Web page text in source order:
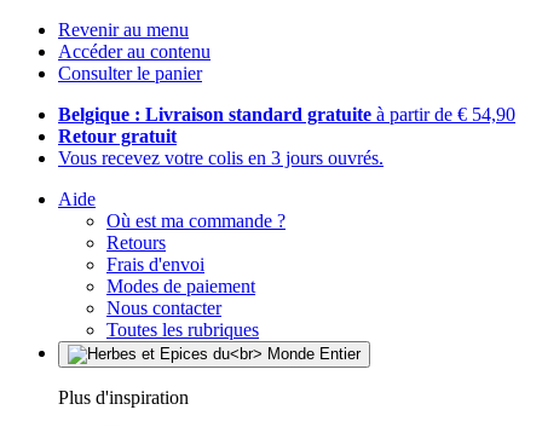
Revenir au menu
Accéder au contenu
Consulter le panier
Belgique : Livraison standard gratuite à partir de € 54,90
Retour gratuit
Vous recevez votre colis en 3 jours ouvrés.
Aide
Où est ma commande ?
Retours
Frais d'envoi
Modes de paiement
Nous contacter
Toutes les rubriques
Plus d'inspiration